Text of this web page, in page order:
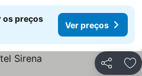
os preços
Ver preços
Partilhar